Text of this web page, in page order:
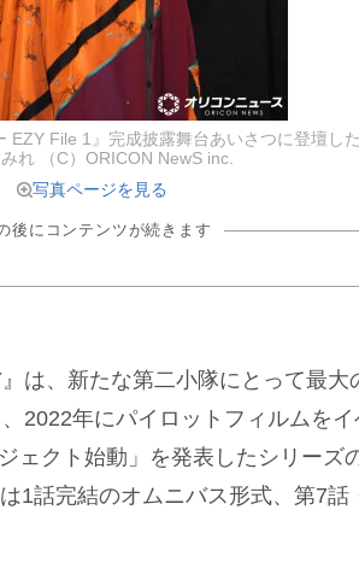
EZY File 1』完成披露舞台あいさつに登壇した
みれ （C）ORICON NewS inc.
写真ページを見る
後にコンテンツが続きます
は、新たな第二小隊にとって最大
2022年にパイロットフィルムを
ェクト始動」を発表したシリーズ
1話完結のオムニバス形式、第7話